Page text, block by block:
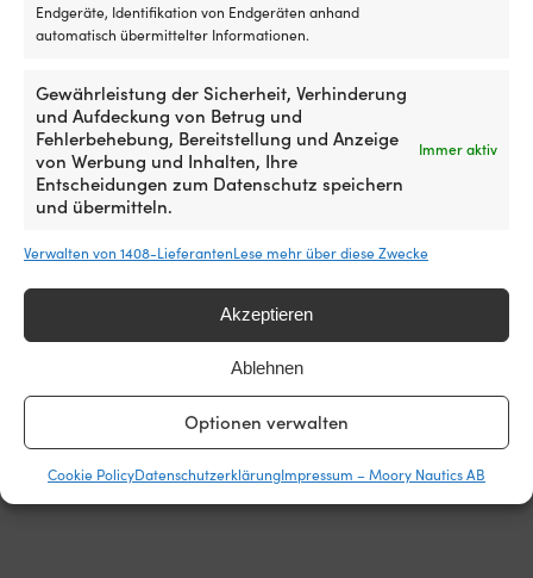
Endgeräte, Identifikation von Endgeräten anhand
automatisch übermittelter Informationen.
Gewährleistung der Sicherheit, Verhinderung
und Aufdeckung von Betrug und
Fehlerbehebung, Bereitstellung und Anzeige
von Werbung und Inhalten, Ihre
Entscheidungen zum Datenschutz speichern
und übermitteln.
Immer aktiv
Verwalten von 1408-LieferantenLese mehr über diese Zwecke
Akzeptieren
Ablehnen
Optionen verwalten
Cookie PolicyDatenschutzerklärungImpressum – Moory Nautics AB
Die einfachste Preisgarantie der
Jetzt kaufen, später vergleichen.
Unsere
Preisgarantie ist ganz einfach: Wir gleichen die
Preise aller Shops weltweit an. Du kannst also
ganz entspannt jetzt einkaufen – findest du den
Artikel innerhalb von 14 Tagen bei einem anderen
Händler günstiger, passen wir den Preis im
Nachhinein an. Keine komplizierten Bedingungen.
Mehr über unsere Preisgarantie